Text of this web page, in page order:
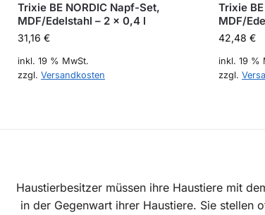
Trixie BE NORDIC Napf-Set,
MDF/Edelstahl – 2 × 0,4 l
31,16 €
inkl. 19 % MwSt.
zzgl. Versandkosten
Trixie
MDF/
42,48 €
inkl. 19 %
zzgl.
Haustierbesitzer müssen ihre Haustiere mit
in der Gegenwart ihrer Haustiere. Sie stellen